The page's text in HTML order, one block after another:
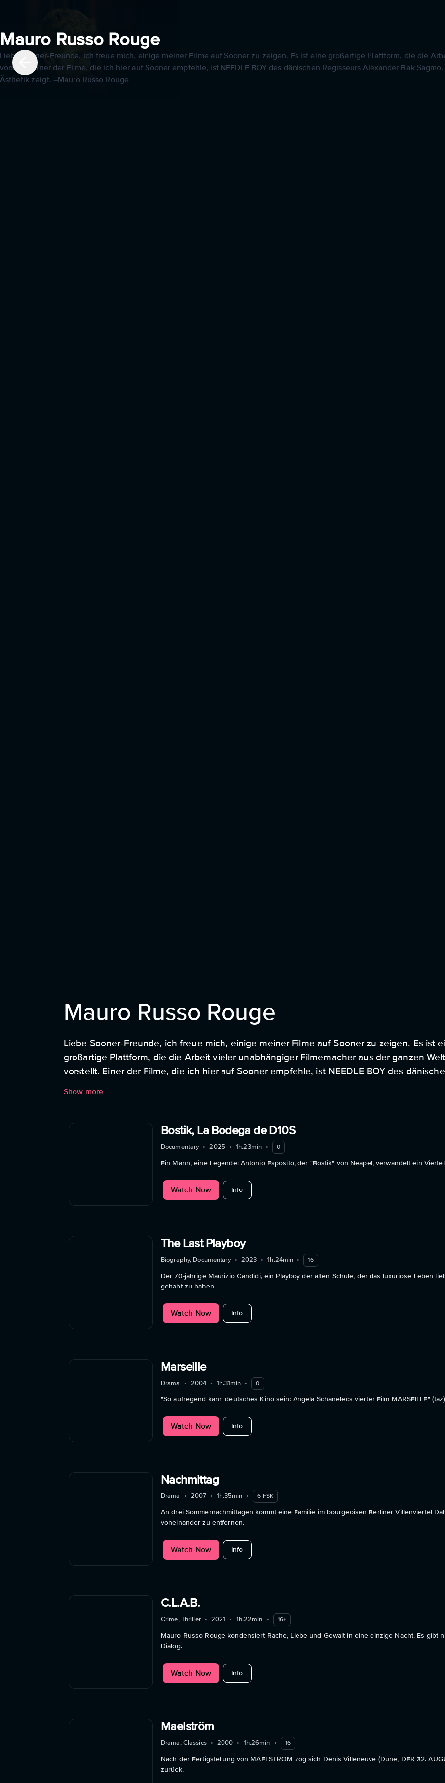
Mauro Russo Rouge
Liebe Sooner-Freunde, ich freue mich, einige meiner Filme auf Sooner zu zeigen. Es ist eine großartige Plattform, die die
vorstellt. Einer der Filme, die ich hier auf Sooner empfehle, ist NEEDLE BOY des dänischen Regisseurs Alexander Bak
Ästhetik zeigt. –Mauro Russo Rouge
Mauro Russo Rouge
Liebe Sooner-Freunde, ich freue mich, einige meiner Filme auf Sooner zu zeigen. Es ist
großartige Plattform, die die Arbeit vieler unabhängiger Filmemacher aus der ganzen Welt
vorstellt. Einer der Filme, die ich hier auf Sooner empfehle, ist NEEDLE BOY des
Show more
Bostik, La Bodega de D10S
Documentary • 2025 • 1h.23min • 0
Ein Mann, eine Legende: Antonio Esposito, der "Bostik" von Neapel, verwandelt ein
Watch Now Infoabout Bostik, La Bodega de D10S
The Last Playboy
Biography, Documentary • 2023 • 1h.24min • 16
Der 70-jährige Maurizio Candidi, ein Playboy der alten Schule, der das luxuriöse Leben
gehabt zu haben.
Watch Now Infoabout The Last Playboy
Marseille
Drama • 2004 • 1h.31min • 0
"So aufregend kann deutsches Kino sein: Angela Schanelecs vierter Film MARSEILLE" (taz)
Watch Now Infoabout Marseille
Nachmittag
Drama • 2007 • 1h.35min • 6 FSK
An drei Sommernachmittagen kommt eine Familie im bourgeoisen Berliner Villenviertel
voneinander zu entfernen.
Watch Now Infoabout Nachmittag
C.L.A.B.
Crime, Thriller • 2021 • 1h.22min • 16+
Mauro Russo Rouge kondensiert Rache, Liebe und Gewalt in eine einzige Nacht. Es gibt
Dialog.
Watch Now Infoabout C.L.A.B.
Maelström
Drama, Classics • 2000 • 1h.26min • 16
Nach der Fertigstellung von MAELSTRÖM zog sich Denis Villeneuve (Dune, DER 32.
zurück.